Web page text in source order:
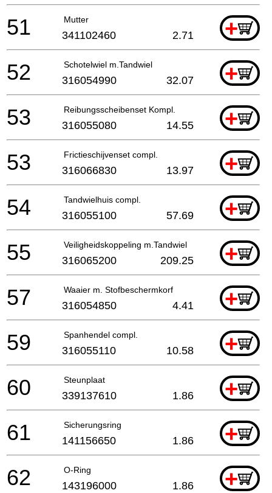
Mutter +
51 341102460 2.71
Schotelwiel m.Tandwiel +
52 316054990 32.07
Reibungsscheibenset Kompl. +
53 316055080 14.55
Frictieschijvenset compl. +
53 316066830 13.97
Tandwielhuis compl. +
54 316055100 57.69
Veiligheidskoppeling m.Tandwiel +
55 316065200 209.25
Waaier m. Stofbeschermkorf +
57 316054850 4.41
Spanhendel compl. +
59 316055110 10.58
Steunplaat +
60 339137610 1.86
Sicherungsring +
61 141156650 1.86
O-Ring +
62 143196000 1.86